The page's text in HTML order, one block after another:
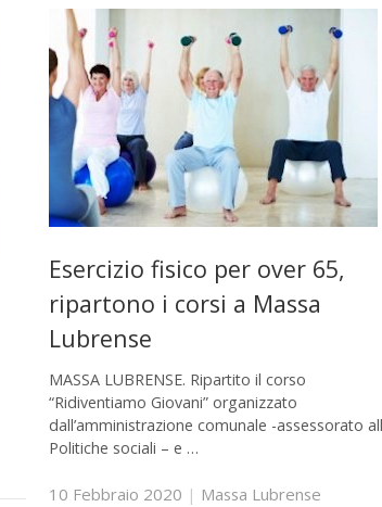
Esercizio fisico per over 65,
ripartono i corsi a Massa
Lubrense
MASSA LUBRENSE. Ripartito il corso
“Ridiventiamo Giovani” organizzato
dall’amministrazione comunale -assessorato
Politiche sociali – e …
10 Febbraio 2020 | Massa Lubrense